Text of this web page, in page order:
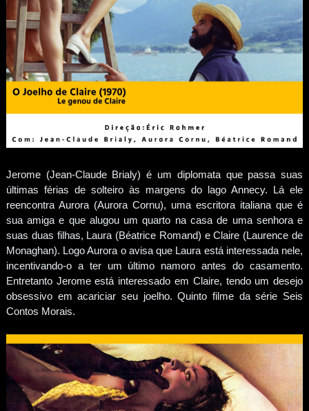
Jerome (Jean-Claude Brialy) é um diplomata que passa suas
últimas férias de solteiro às margens do lago Annecy. Lá ele
reencontra Aurora (Aurora Cornu), uma escritora italiana que é
sua amiga e que alugou um quarto na casa de uma senhora e
suas duas filhas, Laura (Béatrice Romand) e Claire (Laurence de
Monaghan). Logo Aurora o avisa que Laura está interessada nele,
incentivando-o a ter um último namoro antes do casamento.
Entretanto Jerome está interessado em Claire, tendo um desejo
obsessivo em acariciar seu joelho. Quinto filme da série Seis
Contos Morais.